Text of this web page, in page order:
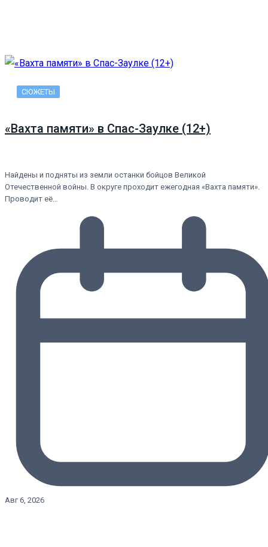
СЮЖЕТЫ
«Вахта памяти» в Спас-Заулке (12+)
Найдены и подняты из земли останки бойцов Великой
Отечественной войны. В округе проходит ежегодная «Вахта памяти».
Проводит её…
Авг 6, 2026